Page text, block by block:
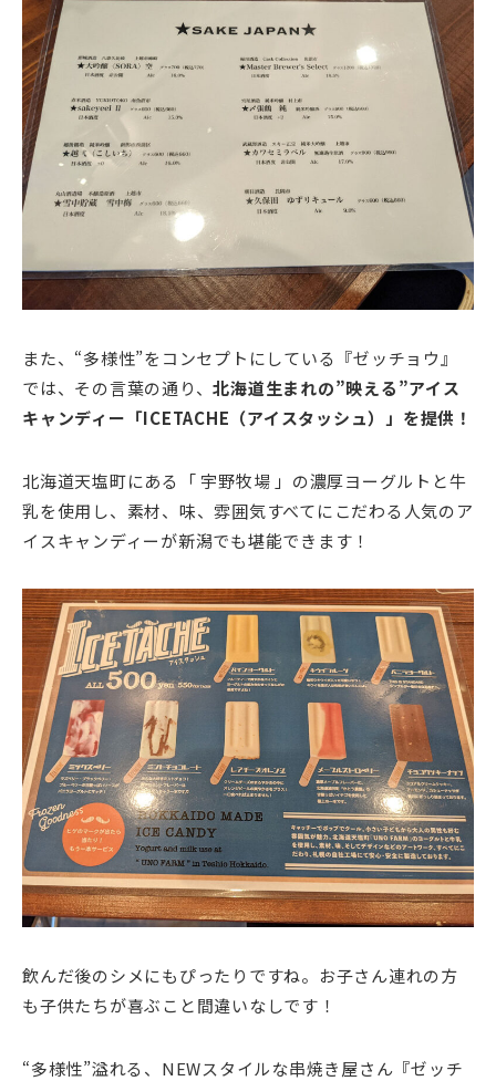
また、“多様性”をコンセプトにしている『ゼッチョウ』
では、その言葉の通り、北海道生まれの”映える”アイス
キャンディー「ICETACHE（アイスタッシュ）」を提供！
北海道天塩町にある「 宇野牧場 」の濃厚ヨーグルトと牛
乳を使用し、素材、味、雰囲気すべてにこだわる人気のア
イスキャンディーが新潟でも堪能できます！
飲んだ後のシメにもぴったりですね。お子さん連れの方
も子供たちが喜ぶこと間違いなしです！
“多様性”溢れる、NEWスタイルな串焼き屋さん『ゼッチ